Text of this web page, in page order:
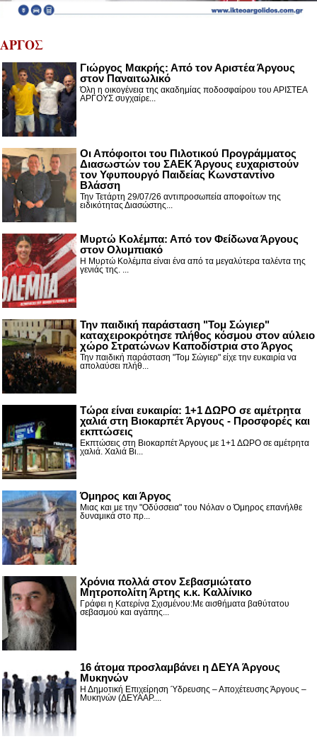
ΑΡΓΟΣ
Γιώργος Μακρής: Από τον Αριστέα Άργους
στον Παναιτωλικό
Όλη η οικογένεια της ακαδημίας ποδοσφαίρου του ΑΡΙΣΤΕΑ
ΑΡΓΟΥΣ συγχαίρε...
Οι Απόφοιτοι του Πιλοτικού Προγράμματος
Διασωστών του ΣΑΕΚ Άργους ευχαριστούν
τον Υφυπουργό Παιδείας Κωνσταντίνο
Βλάσση
Την Τετάρτη 29/07/26 αντιπροσωπεία αποφοίτων της
ειδικότητας Διασώστης...
Μυρτώ Κολέμπα: Από τον Φείδωνα Άργους
στον Ολυμπιακό
Η Μυρτώ Κολέμπα είναι ένα από τα μεγαλύτερα ταλέντα της
γενιάς της. ...
Την παιδική παράσταση "Τομ Σώγιερ"
καταχειροκρότησε πλήθος κόσμου στον αύλειο
χώρο Στρατώνων Καποδίστρια στο Άργος
Την παιδική παράσταση "Τομ Σώγιερ" είχε την ευκαιρία να
απολαύσει πλήθ...
Τώρα είναι ευκαιρία: 1+1 ΔΩΡΟ σε αμέτρητα
χαλιά στη Βιοκαρπέτ Άργους - Προσφορές και
εκπτώσεις
Εκπτώσεις στη Βιοκαρπέτ Άργους με 1+1 ΔΩΡΟ σε αμέτρητα
χαλιά. Χαλιά Βι...
Όμηρος και Άργος
Μιας και με την "Οδύσσεια" του Νόλαν ο Όμηρος επανήλθε
δυναμικά στο πρ...
Χρόνια πολλά στον Σεβασμιώτατο
Μητροπολίτη Άρτης κ.κ. Καλλίνικο
Γράφει η Κατερίνα Σχισμένου:Με αισθήματα βαθύτατου
σεβασμού και αγάπης...
16 άτομα προσλαμβάνει η ΔΕΥΑ Άργους
Μυκηνών
Η Δημοτική Επιχείρηση Ύδρευσης – Αποχέτευσης Άργους –
Μυκηνών (ΔΕΥΑΑΡ....